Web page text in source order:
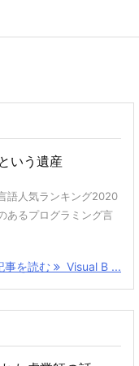
いう遺産
語人気ランキング2020
あるプログラミング言
事を読む Visual B ...